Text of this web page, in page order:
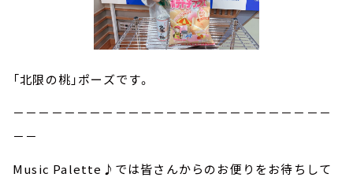
「北限の桃」ポーズです。
－－－－－－－－－－－－－－－－－－－－－－－－－
－－
Music Palette♪では皆さんからのお便りをお待ちして